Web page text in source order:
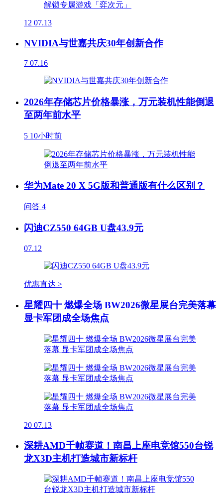
12 07.13
NVIDIA与世嘉共庆30年创新合作
7 07.16
2026年存储芯片价格暴涨，万元装机性能倒退
至两年前水平
5 10小时前
华为Mate 20 X 5G版和普通版有什么区别？
问答 4
闪迪CZ550 64GB U盘43.9元
07.12
优惠直达 >
星耀四十 燃爆全场 BW2026微星展台完美落幕
显卡军团成全场焦点
20 07.13
深耕AMD千帧赛道！南昌上座电竞馆550台锐
龙X3D主机打造城市新标杆